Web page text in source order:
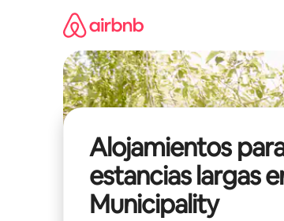
Alojamientos
estancias largas
Municipality